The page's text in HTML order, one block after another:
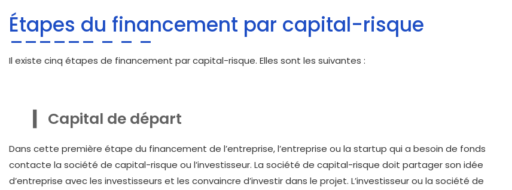
Étapes du financement par capital-risque
Il existe cinq étapes de financement par capital-risque. Elles sont les suivantes :
Capital de départ
Dans cette première étape du financement de l’entreprise, l’entreprise ou la startup qui a besoin de fonds
contacte la société de capital-risque ou l’investisseur. La société de capital-risque doit partager son idée
d’entreprise avec les investisseurs et les convaincre d’investir dans le projet. L’investisseur ou la société de